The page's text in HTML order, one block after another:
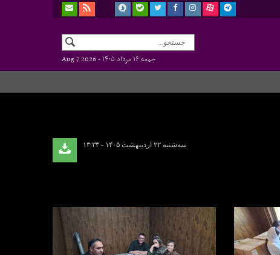
جمعه ۱۶ مرداد ۱۴۰۵ -
Aug 7 2026
سه‌شنبه ۲۲ اردیبهشت ۱۴۰۵ - ۱۳:۳۳